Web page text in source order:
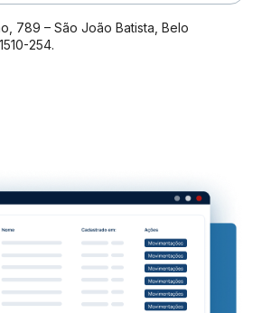
789 – São João Batista, Belo
254.